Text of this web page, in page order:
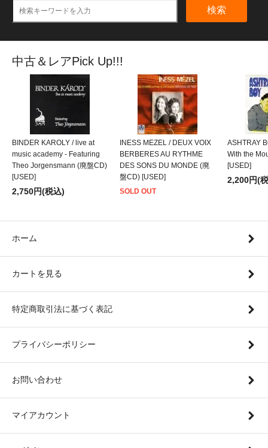
検索
中古＆レアPick Up!!!
BINDER KAROLY / live at
music academy - Featuring
Theo Jorgensmann (廃盤CD)
[USED]
2,750円(税込)
INESS MEZEL / DEUX VOIX
BERBERES AU RYTHME
DES SONS DU MONDE (廃
盤CD) [USED]
SOLD OUT
ASHTRAY
With the
[USED]
2,200円(
ホーム
カートを見る
特定商取引法に基づく表記
プライバシーポリシー
お問い合わせ
マイアカウント